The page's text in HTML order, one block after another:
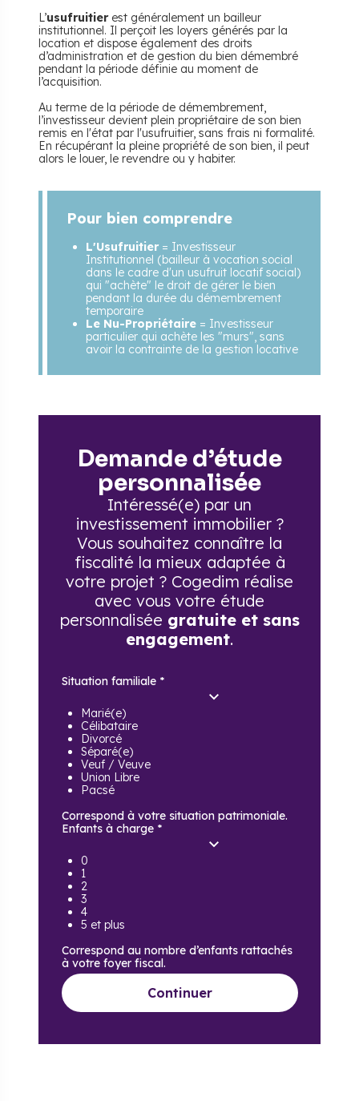
L’usufruitier est généralement un bailleur
institutionnel. Il perçoit les loyers générés par la
location et dispose également des droits
d’administration et de gestion du bien démembré
pendant la période définie au moment de
l’acquisition.
Au terme de la période de démembrement,
l’investisseur devient plein propriétaire de son bien
remis en l'état par l'usufruitier, sans frais ni formalité.
En récupérant la pleine propriété de son bien, il peut
alors le louer, le revendre ou y habiter.
Pour bien comprendre
L'Usufruitier= Investisseur
Institutionnel (bailleur à vocation social
dans le cadre d'un usufruit locatif social)
qui "achète" le droit de gérer le bien
pendant la durée du démembrement
temporaire
Le Nu-Propriétaire = Investisseur
particulier qui achète les "murs", sans
avoir la contrainte de la gestion locative
Demande d’étude
personnalisée
Intéressé(e) par un
investissement immobilier ?
Vous souhaitez connaître la
fiscalité la mieux adaptée à
votre projet ? Cogedim réalise
avec vous votre étude
personnalisée gratuite et sans
engagement.
Situation familiale *
Marié(e)
Célibataire
Divorcé
Séparé(e)
Veuf / Veuve
Union Libre
Pacsé
Correspond à votre situation patrimoniale.
Enfants à charge *
0
1
2
3
4
5 et plus
Correspond au nombre d’enfants rattachés
à votre foyer fiscal.
Continuer